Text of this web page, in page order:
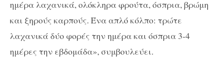
ημέρα λαχανικά, ολόκληρα φρούτα, όσπρια, βρώμη
και ξηρούς καρπούς. Ένα απλό κόλπο: τρώτε
λαχανικά δύο φορές την ημέρα και όσπρια 3-4
ημέρες την εβδομάδα», συμβουλεύει.